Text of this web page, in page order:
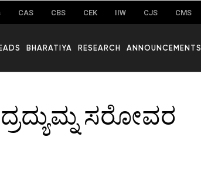
CAS CBS CEK IIW CJS CMS
BHARATIYA RESEARCH ANNOUNCEMENTS
ಸರೋವರ